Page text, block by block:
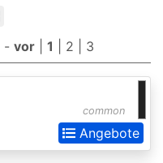
- vor 1 2 3
common
Angebote